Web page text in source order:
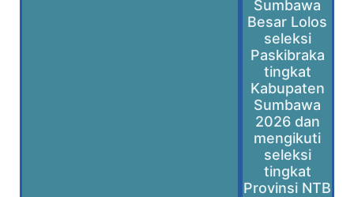
Sumbawa
Besar Lolos
seleksi
Paskibraka
tingkat
Kabupaten
Sumbawa
2026 dan
mengikuti
seleksi
tingkat
Provinsi NTB